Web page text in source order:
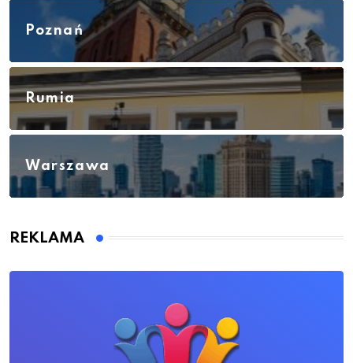
Poznań
Rumia
Warszawa
REKLAMA